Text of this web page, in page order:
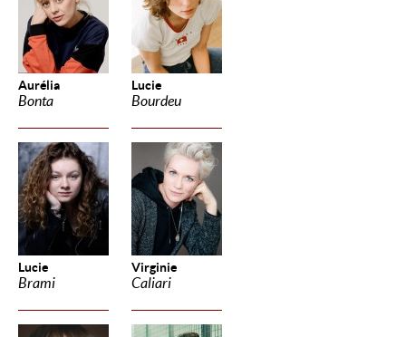
Aurélia
Bonta
Lucie
Bourdeu
Lucie
Brami
Virginie
Caliari